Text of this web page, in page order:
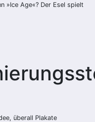
»Ice Age«? Der Esel spielt
überall Plakate